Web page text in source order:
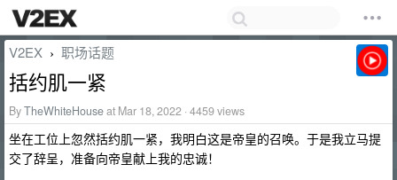
V2EX › 职场话题
括约肌一紧
ByTheWhiteHouseat Mar 18, 2022 · 4459 views
坐在工位上忽然括约肌一紧，我明白这是帝皇的召唤。于是我立马提
交了辞呈，准备向帝皇献上我的忠诚！